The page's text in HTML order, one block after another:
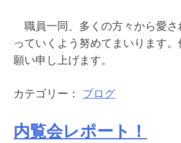
職員一同、多くの方々から愛さ
っていくよう努めてまいります
願い申し上げます。
カテゴリー： ブログ
内覧会レポート！